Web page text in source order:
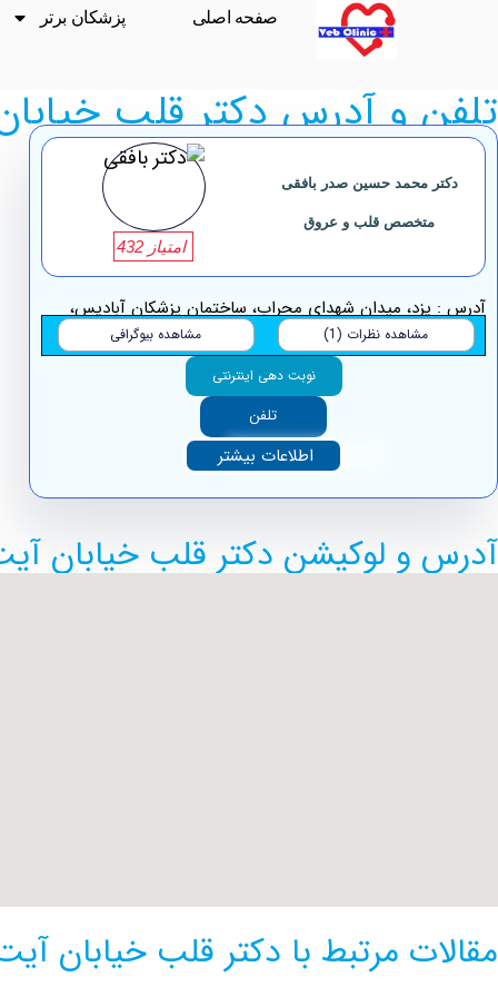
صفحه اصلی پزشکان برتر
تلفن و آدرس دکتر قلب
دکتر محمد حسین صدر بافقی
متخصص قلب و عروق
امتیاز 432
آدرس : یزد، میدان شهدای محراب، ساختمان پزشکان آبادیس،
طبقه 4
مشاهده نظرات (1)
مشاهده بیوگرافی
نوبت دهی اینترنتی
تلفن
اطلاعات بیشتر
آدرس و لوکیشن دکتر قلب خیابان آیت
مقالات مرتبط با دکتر قلب خیابان